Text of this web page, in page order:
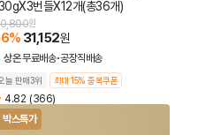
번들X12개(총36개)
원
% 31,152원
상온무료배송 공장직배송
늘 판매3위 최대 15% 중복쿠폰
4.82 (366)
박스특가